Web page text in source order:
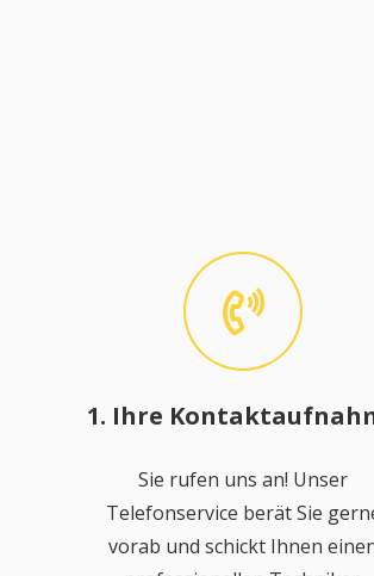
1. Ihre
Sie rufen uns an! Unser
Telefonservice berät Sie
vorab und schickt Ihnen